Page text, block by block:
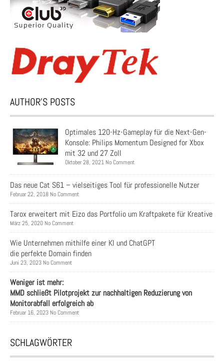
AUTHOR’S POSTS
Optimales 120-Hz-Gameplay für die Next-Gen-
Konsole: Philips Momentum Designed for Xbox
mit 32 und 27 Zoll
Oktober 28, 2021 No Comment
Das neue Cat S61 – vielseitiges Tool für professionelle Nutzer
Februar 22, 2018 No Comment
Tarox erweitert mit Eizo das Portfolio um Kraftpakete für Kreative
März 25, 2020 No Comment
Wie Unternehmen mithilfe einer KI und ChatGPT
die perfekte Domain finden
Juni 23, 2023 No Comment
Weniger ist mehr:
MMD schließt Pilotprojekt zur nachhaltigen Reduzierung von
Monitorabfall erfolgreich ab
Februar 16, 2023 No Comment
SCHLAGWÖRTER